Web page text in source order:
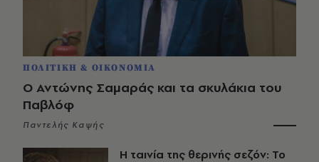
ΠΟΛΙΤΙΚΗ & ΟΙΚΟΝΟΜΙΑ
Ο Αντώνης Σαμαράς και τα σκυλάκια του
Παβλόφ
Παντελής Καψής
Η ταινία της θερινής σεζόν: Το